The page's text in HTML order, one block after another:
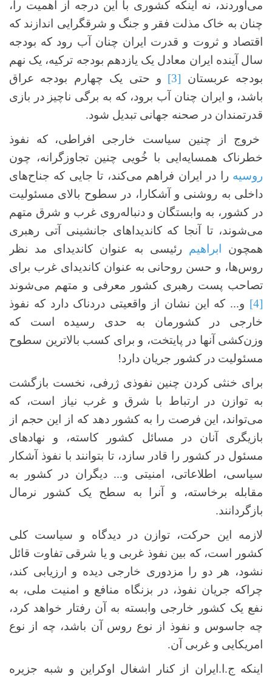
می‌آوردند، نه اینکه کشوری با این درجه از اهمیت را،
چنان به خاک مذلت فقر و جنگ و شرقگرایی اندازند که
اقتصاد و ثروت و قدرت ایران چنان آب رود که بودجه
سال آینده ایران معادل یک یازدهم بودجه ترکیه، یک نهم
بودجه عربستان [3]
و حتی یک چهارم بودجه عراق
باشد، و ایران چنان آب برود، که به برگی ناچیز در بازی
قدرتمندان در صحنه جهانی تبدیل شود.
خروج از چنین سیاست خارجی افراطی، که نفوذ
خطرناک همسایه‌ایی با خُویی چنین تجاوزگرانه، چون
روسیه را در ایران فراهم می‌کند، تا جایی که جناح‌های
داخلی به روشنی و آشکارا، در سطوح بالای مسئولیت
در کشور، به وابستگان و دنباله‌روی غرب و شرق متهم
می‌شوند، تا آنجا که کاندیداهای جانشینی آتی رهبری
همچون
ابراهیم رئیسی به عنوان کاندیدای مد نظر
روس‌ها، و حسن روحانی به عنوان کاندیدای غرب برای
تصاحب پست رهبری کشور معرفی و متهم می‌شوند
[4]
و... که این نشان از واقعیتی دردناک دارد که نفوذ
خارجی در کشورمان به حدی رسیده است که
وزن‌کشی آنها در پایتخت، و برای کسب بالاترین سطوح
مسئولیت در کشور جریان دارد!
برای خنثی کردن چنین نفوذی ژرفی، نخست بازگشت
به توازن در ارتباط با شرق و غرب نیاز است، که
می‌تواند، این فرصت را به کشور دهد که از این حجم از
بازیگری آنان در مسائل کشور کاسته، و نهادهای
مسئول در کشور را قادر سازد، تا بتوانند با نفوذ آشکار
سیاسی، اطلاعاتی، امنیتی و... دیگران در کشور به
مقابله برخاسته، و آنرا به سطح یک کشور نرمال
بازگردانند.
لازمه این حرکت، توازن در دیدگاه و سیاست کلی
کشور است، که بین نفوذ غربی و یا شرقی تفاوت قائل
نشود، هر دو را مزدوری خارجی دیده و ارزیابی کند،
چراکه جریان نفوذ، در بزنگاه منافع و امنیت ملی، به
نفع یک کشور خارجی وابسته به آن رفتار خواهد کرد،
چه جاسوس و نفوذ از نوع روس آن باشد، چه از نوع
امریکایی و غربی آن.
اینکه ج.ا.ایران از کنار اشغال اوکراین و شبه جزیره